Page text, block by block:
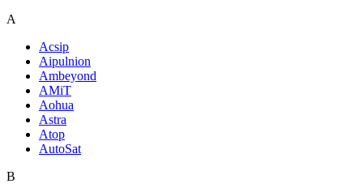
A
Acsip
Aipulnion
Ambeyond
AMiT
Aohua
Astra
Atop
AutoSat
B